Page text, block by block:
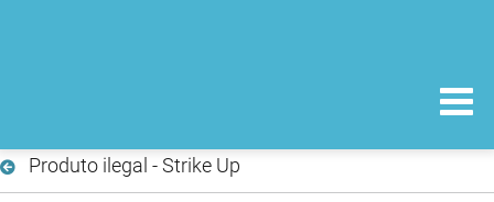
Produto ilegal - Strike Up